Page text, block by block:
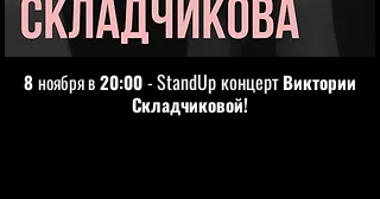
8ноября в20:00-StandUpконцертВиктории
Складчиковой!